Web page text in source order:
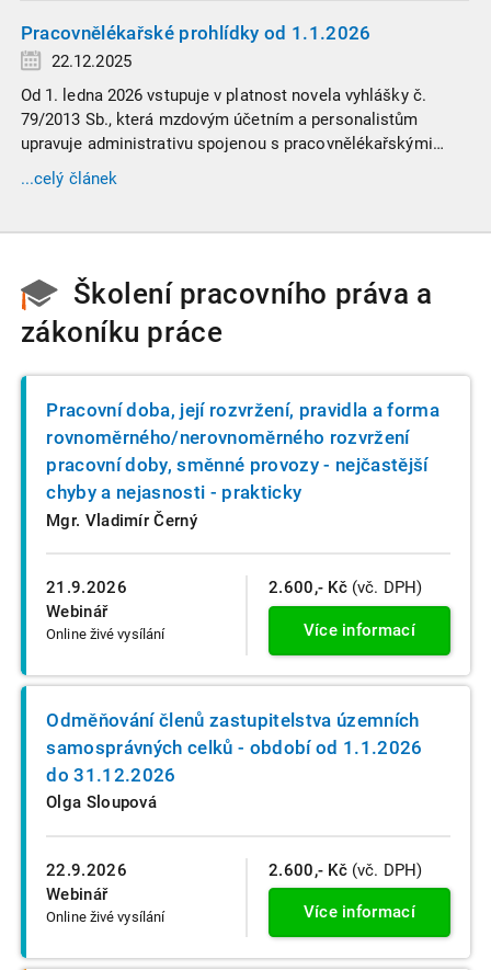
Pracovnělékařské prohlídky od 1.1.2026
22.12.2025
Od 1. ledna 2026 vstupuje v platnost novela vyhlášky č.
79/2013 Sb., která mzdovým účetním a personalistům
upravuje administrativu spojenou s pracovnělékařskými
prohlídkami. Vybrali jsme tři zásadní změny, které ovlivní
vaši každodenní praxi, a stručný přehled ostatních novinek.
...celý článek
Školení pracovního práva a
zákoníku práce
21.9.2026
Webinář
Online živé vysílání
Pracovní doba, její rozvržení, pravidla a forma
rovnoměrného/nerovnoměrného rozvržení
pracovní doby, směnné provozy - nejčastější
chyby a nejasnosti - prakticky
Mgr. Vladimír Černý
2.600,- Kč (vč. DPH)
Více informací
22.9.2026
Webinář
Online živé vysílání
Odměňování členů zastupitelstva územních
samosprávných celků - období od 1.1.2026
do 31.12.2026
Olga Sloupová
2.600,- Kč (vč. DPH)
Více informací